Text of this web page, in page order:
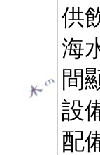
供
海
間
設
配